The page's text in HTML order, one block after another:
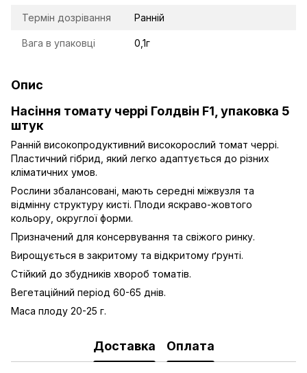
Термін дозрівання Ранній
Вага в упаковці 0,1г
Опис
Насіння томату черрі Голдвін F1, упаковка 5
штук
Ранній високопродуктивний високорослий томат черрі.
Пластичний гібрид, який легко адаптується до різних
кліматичних умов.
Рослини збалансовані, мають середні міжвузля та
відмінну структуру кисті. Плоди яскраво-жовтого
кольору, округлої форми.
Призначений для консервування та свіжого ринку.
Вирощується в закритому та відкритому ґрунті.
Стійкий до збудників хвороб томатів.
Вегетаційний період 60-65 днів.
Маса плоду 20-25 г.
Доставка Оплата